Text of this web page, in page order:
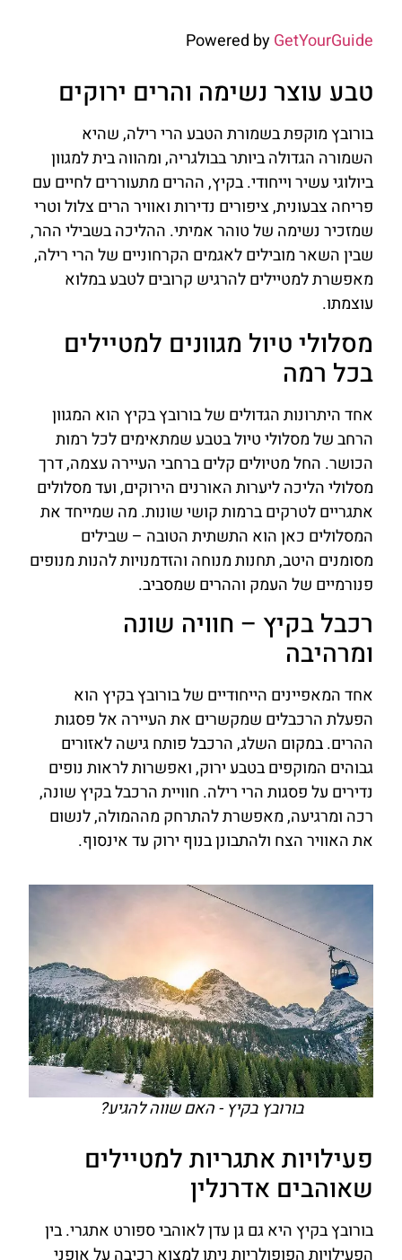
Powered byGetYourGuide
טבע עוצר נשימה והרים ירוקים
בורובץ מוקפת בשמורת הטבע הרי רילה, שהיא
השמורה הגדולה ביותר בבולגריה, ומהווה בית למגוון
ביולוגי עשיר וייחודי. בקיץ, ההרים מתעוררים לחיים עם
פריחה צבעונית, ציפורים נדירות ואוויר הרים צלול וטרי
שמזכיר נשימה של טוהר אמיתי. ההליכה בשבילי ההר,
שבין השאר מובילים לאגמים הקרחוניים של הרי רילה,
מאפשרת למטיילים להרגיש קרובים לטבע במלוא
עוצמתו.
מסלולי טיול מגוונים למטיילים
בכל רמה
אחד היתרונות הגדולים של בורובץ בקיץ הוא המגוון
הרחב של מסלולי טיול בטבע שמתאימים לכל רמות
הכושר. החל מטיולים קלים ברחבי העיירה עצמה, דרך
מסלולי הליכה ליערות האורנים הירוקים, ועד מסלולים
אתגריים לטרקים ברמות קושי שונות. מה שמייחד את
המסלולים כאן הוא התשתית הטובה – שבילים
מסומנים היטב, תחנות מנוחה והזדמנויות להנות מנופים
פנורמיים של העמק וההרים שמסביב.
רכבל בקיץ – חוויה שונה
ומרהיבה
אחד המאפיינים הייחודיים של בורובץ בקיץ הוא
הפעלת הרכבלים שמקשרים את העיירה אל פסגות
ההרים. במקום השלג, הרכבל פותח גישה לאזורים
גבוהים המוקפים בטבע ירוק, ואפשרות לראות נופים
נדירים על פסגות הרי רילה. חוויית הרכבל בקיץ שונה,
רכה ומרגיעה, מאפשרת להתרחק מההמולה, לנשום
את האוויר הצח ולהתבונן בנוף ירוק עד אינסוף.
בורובץ בקיץ - האם שווה להגיע?
פעילויות אתגריות למטיילים
שאוהבים אדרנלין
בורובץ בקיץ היא גם גן עדן לאוהבי ספורט אתגרי. בין